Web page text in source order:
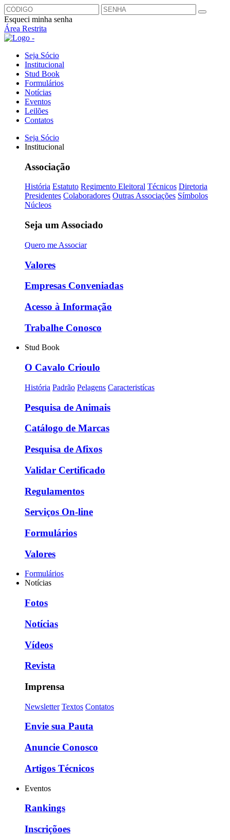
Esqueci minha senha
Área Restrita
Seja Sócio
Institucional
Stud Book
Formulários
Notícias
Eventos
Leilões
Contatos
Seja Sócio
Institucional
Associação
História Estatuto Regimento Eleitoral Técnicos Diretoria
Presidentes Colaboradores Outras Associações Símbolos
Núcleos
Seja um Associado
Quero me Associar
Valores
Empresas Conveniadas
Acesso à Informação
Trabalhe Conosco
Stud Book
O Cavalo Crioulo
História Padrão Pelagens Caracteristícas
Pesquisa de Animais
Catálogo de Marcas
Pesquisa de Afixos
Validar Certificado
Regulamentos
Serviços On-line
Formulários
Valores
Formulários
Notícias
Fotos
Notícias
Vídeos
Revista
Imprensa
Newsletter Textos Contatos
Envie sua Pauta
Anuncie Conosco
Artigos Técnicos
Eventos
Rankings
Inscriçõoes